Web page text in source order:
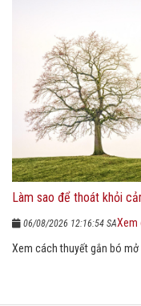
Làm sao để thoát khỏi
06/08/2026 12:16:54 SA
Xem cách thuyết gắn bó
Xem